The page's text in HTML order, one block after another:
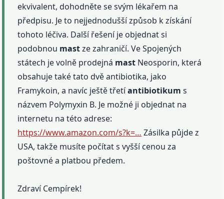
ekvivalent, dohodněte se svým lékařem na
předpisu. Je to nejjednodušší způsob k získání
tohoto léčiva. Další řešení je objednat si
podobnou mastze zahraničí. Ve Spojených
státech je volně prodejná mast Neosporin, která
obsahuje také tato dvě antibiotika, jako
Framykoin, a navíc ještě třetíantibiotikum s
názvem Polymyxin B. Je možné ji objednat na
internetu na této adrese:
https://www.amazon.com/s?k=… Zásilka půjde z
USA, takže musíte počítat s vyšší cenou za
poštovné a platbou předem.
Zdraví Cempírek!